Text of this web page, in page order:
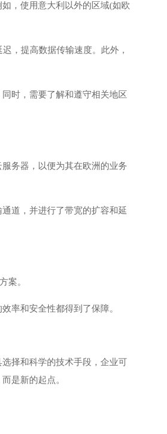
，使用意大利以外的区域(如欧
，提高数据传输速度。此外，
时，需要了解和遵守相关地区
务器，以便为其在欧洲的业务
道，并进行了带宽的扩容和延
案。
率和安全性都得到了保障。
择和科学的技术手段，企业可
是新的起点。